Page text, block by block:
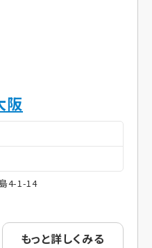
阪
4-1-14
もっと詳しくみる